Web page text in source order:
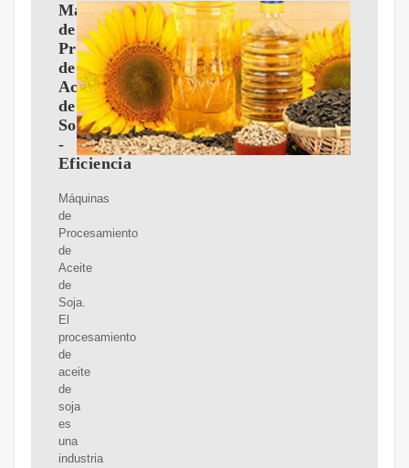
Máquinas
de
Procesamiento
de
Aceite
de
Soja
-
Eficiencia
Máquinas
de
Procesamiento
de
Aceite
de
Soja.
El
procesamiento
de
aceite
de
soja
es
una
industria